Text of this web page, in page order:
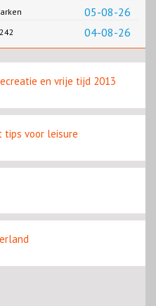
05-08-26
04-08-26
en vrije tijd 2013
tips voor leisure